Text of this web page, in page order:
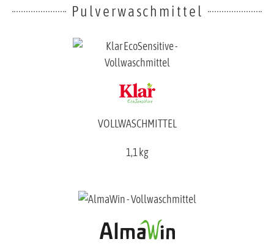
Pulverwaschmittel
VOLLWASCHMITTEL
1,1 kg